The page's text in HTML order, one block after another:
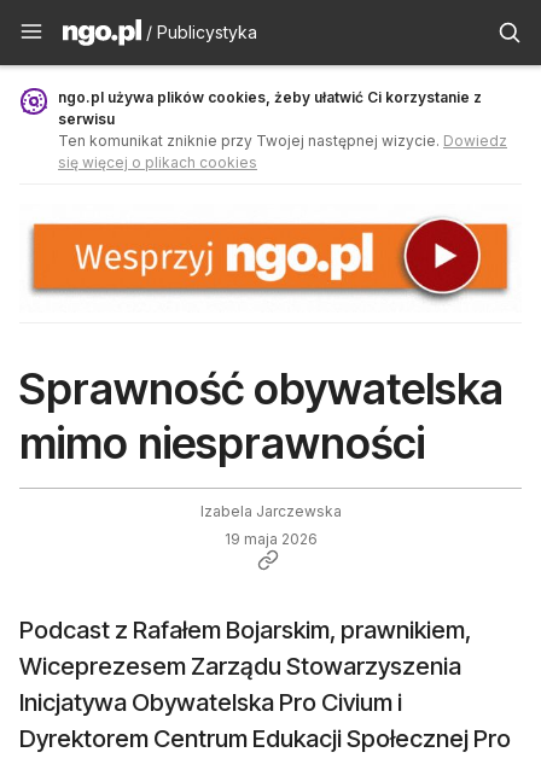
Publicystyka - ngo.pl
/ Publicystyka
ngo.pl używa plików cookies, żeby ułatwić Ci korzystanie z
serwisu
Ten komunikat zniknie przy Twojej następnej wizycie. Dowiedz
się więcej o plikach cookies
Sprawność obywatelska
mimo niesprawności
Izabela Jarczewska
19 maja 2026
Podcast z Rafałem Bojarskim, prawnikiem,
Wiceprezesem Zarządu Stowarzyszenia
Inicjatywa Obywatelska Pro Civium i
Dyrektorem Centrum Edukacji Społecznej Pro